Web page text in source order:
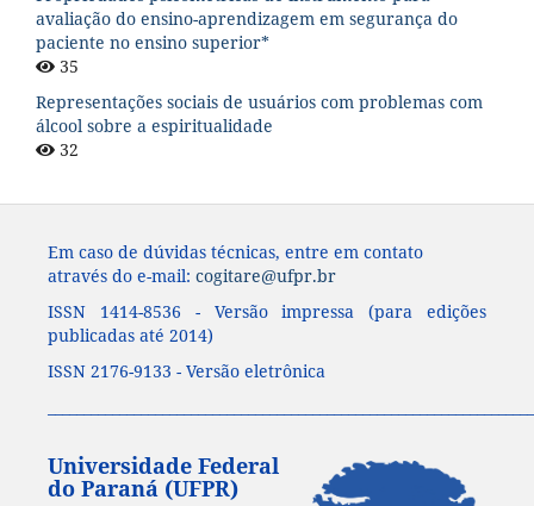
avaliação do ensino-aprendizagem em segurança do
paciente no ensino superior*
35
Representações sociais de usuários com problemas com
álcool sobre a espiritualidade
32
Em caso de dúvidas técnicas, entre em contato
através do e-mail: cogitare@ufpr.br
ISSN 1414-8536 - Versão impressa (para edições
publicadas até 2014)
ISSN 2176-9133 - Versão eletrônica
Universidade Federal
do Paraná (UFPR)